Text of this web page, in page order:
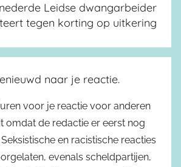
Leidse dwangarbeider
tegen korting op uitkering
naar je reactie.
voor je reactie voor anderen
omdat de redactie er eerst nog
en racistische reacties
evenals scheldpartijen,